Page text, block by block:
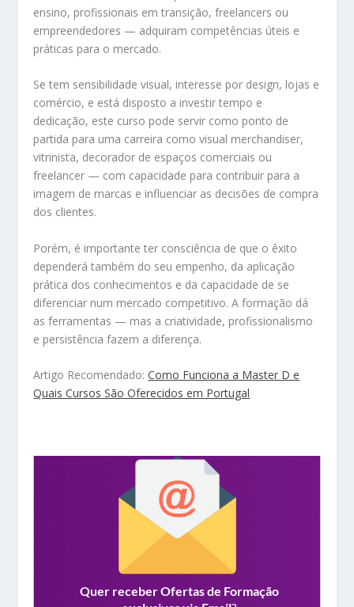
ensino, profissionais em transição, freelancers ou
empreendedores — adquiram competências úteis e
práticas para o mercado.
Se tem sensibilidade visual, interesse por design, lojas e
comércio, e está disposto a investir tempo e
dedicação, este curso pode servir como ponto de
partida para uma carreira como visual merchandiser,
vitrinista, decorador de espaços comerciais ou
freelancer — com capacidade para contribuir para a
imagem de marcas e influenciar as decisões de compra
dos clientes.
Porém, é importante ter consciência de que o êxito
dependerá também do seu empenho, da aplicação
prática dos conhecimentos e da capacidade de se
diferenciar num mercado competitivo. A formação dá
as ferramentas — mas a criatividade, profissionalismo
e persistência fazem a diferença.
Artigo Recomendado:Como Funciona a Master D e
Quais Cursos São Oferecidos em Portugal